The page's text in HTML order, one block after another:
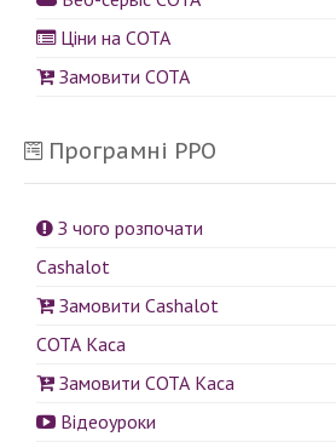
Ціни на СОТА
Замовити СОТА
Програмні РРО
З чого розпочати
Cashalot
Замовити Cashalot
СОТА Каса
Замовити СОТА Каса
Відеоуроки